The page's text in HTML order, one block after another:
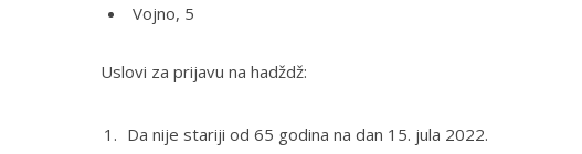
Vojno, 5
Uslovi za prijavu na hadždž:
Da nije stariji od 65 godina na dan 15. jula 2022.